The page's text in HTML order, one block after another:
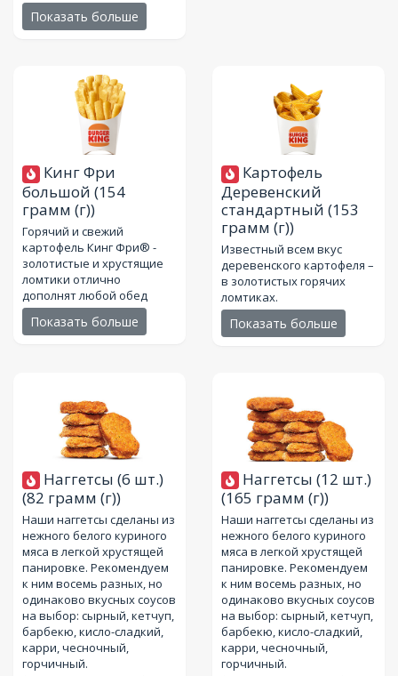
Показать больше
Кинг Фри
большой (154
грамм (г))
Горячий и свежий
картофель Кинг Фри® -
золотистые и хрустящие
ломтики отлично
дополнят любой обед
Показать больше
Картофель
Деревенский
стандартный (153
грамм (г))
Известный всем вкус
деревенского картофеля –
в золотистых горячих
ломтиках.
Показать больше
Наггетсы (6 шт.)
(82 грамм (г))
Наши наггетсы сделаны из
нежного белого куриного
мяса в легкой хрустящей
панировке. Рекомендуем
к ним восемь разных, но
одинаково вкусных соусов
на выбор: сырный, кетчуп,
барбекю, кисло-сладкий,
карри, чесночный,
горчичный.
Наггетсы (12 шт.)
(165 грамм (г))
Наши наггетсы сделаны из
нежного белого куриного
мяса в легкой хрустящей
панировке. Рекомендуем
к ним восемь разных, но
одинаково вкусных соусов
на выбор: сырный, кетчуп,
барбекю, кисло-сладкий,
карри, чесночный,
горчичный.